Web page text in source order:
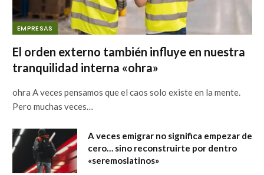
EMPRESAS
El orden externo también influye en nuestra
tranquilidad interna «ohra»
ohra A veces pensamos que el caos solo existe en la mente.
Pero muchas veces…
A veces emigrar no significa empezar de
cero… sino reconstruirte por dentro
«seremoslatinos»